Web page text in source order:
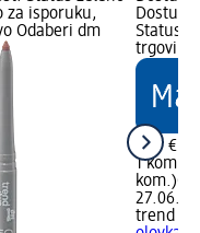
za isporuku,
Odaberi dm
Status
trgovinu
1,95 €
1 kom.
kom.)
trend !t